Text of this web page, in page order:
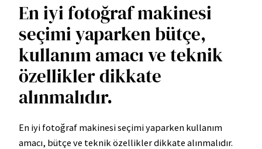
En iyi fotoğraf makinesi
seçimi yaparken bütçe,
kullanım amacı ve teknik
özellikler dikkate
alınmalıdır.
En iyi fotoğraf makinesi seçimi yaparken kullanım
amacı, bütçe ve teknik özellikler dikkate alınmalıdır.